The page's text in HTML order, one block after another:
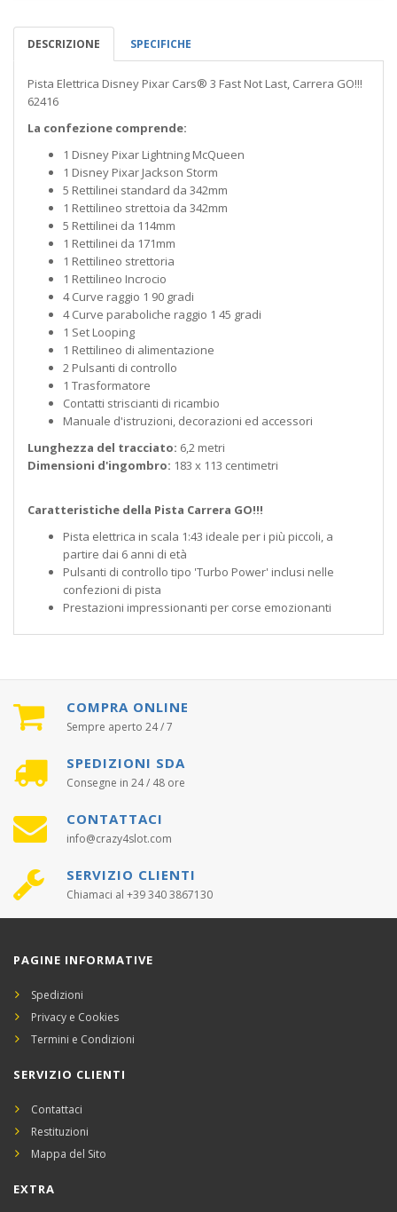
DESCRIZIONE SPECIFICHE
Pista Elettrica Disney Pixar Cars® 3 Fast Not Last, Carrera GO!!!
62416
La confezione comprende:
1 Disney Pixar Lightning McQueen
1 Disney Pixar Jackson Storm
5 Rettilinei standard da 342mm
1 Rettilineo strettoia da 342mm
5 Rettilinei da 114mm
1 Rettilinei da 171mm
1 Rettilineo strettoria
1 Rettilineo Incrocio
4 Curve raggio 1 90 gradi
4 Curve paraboliche raggio 1 45 gradi
1 Set Looping
1 Rettilineo di alimentazione
2 Pulsanti di controllo
1 Trasformatore
Contatti striscianti di ricambio
Manuale d'istruzioni, decorazioni ed accessori
Lunghezza del tracciato: 6,2 metri
Dimensioni d'ingombro: 183 x 113 centimetri
Caratteristiche della Pista Carrera GO!!!
Pista elettrica in scala 1:43 ideale per i più piccoli, a
partire dai 6 anni di età
Pulsanti di controllo tipo 'Turbo Power' inclusi nelle
confezioni di pista
Prestazioni impressionanti per corse emozionanti
COMPRA ONLINE
Sempre aperto 24 / 7
SPEDIZIONI SDA
Consegne in 24 / 48 ore
CONTATTACI
info@crazy4slot.com
SERVIZIO CLIENTI
Chiamaci al +39 340 3867130
PAGINE INFORMATIVE
Spedizioni
Privacy e Cookies
Termini e Condizioni
SERVIZIO CLIENTI
Contattaci
Restituzioni
Mappa del Sito
EXTRA